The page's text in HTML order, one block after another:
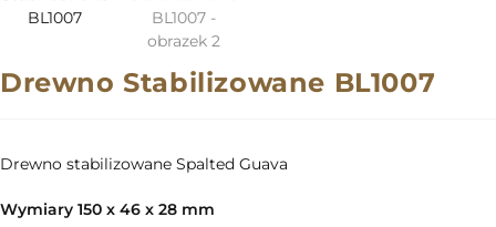
Drewno Stabilizowane BL1007
Drewno stabilizowane Spalted Guava
Wymiary 150 x 46 x 28 mm